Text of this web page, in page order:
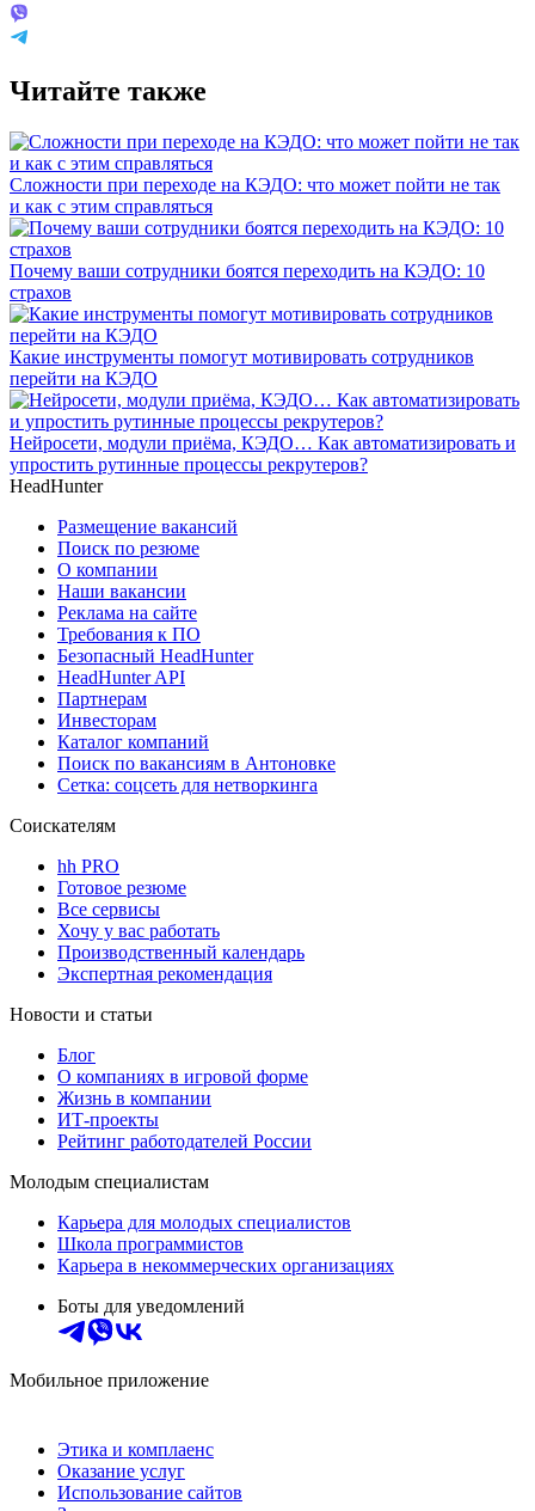
Читайте также
Сложности при переходе на КЭДО: что может пойти не так
и как с этим справляться
Почему ваши сотрудники боятся переходить на КЭДО: 10
страхов
Какие инструменты помогут мотивировать сотрудников
перейти на КЭДО
Нейросети, модули приёма, КЭДО… Как автоматизировать и
упростить рутинные процессы рекрутеров?
HeadHunter
Размещение вакансий
Поиск по резюме
О компании
Наши вакансии
Реклама на сайте
Требования к ПО
Безопасный HeadHunter
HeadHunter API
Партнерам
Инвесторам
Каталог компаний
Поиск по вакансиям в Антоновке
Сетка: соцсеть для нетворкинга
Соискателям
hh PRO
Готовое резюме
Все сервисы
Хочу у вас работать
Производственный календарь
Экспертная рекомендация
Новости и статьи
Блог
О компаниях в игровой форме
Жизнь в компании
ИТ-проекты
Рейтинг работодателей России
Молодым специалистам
Карьера для молодых специалистов
Школа программистов
Карьера в некоммерческих организациях
Боты для уведомлений
Мобильное приложение
Этика и комплаенс
Оказание услуг
Использование сайтов